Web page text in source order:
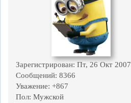
Зарегистрирован: Пт, 26 Окт 2007
Сообщений: 8366
Уважение: +867
Пол: Мужской